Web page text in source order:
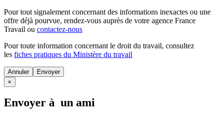
Pour tout signalement concernant des informations inexactes ou une
offre déjà pourvue, rendez-vous auprès de votre agence France
Travail ou contactez-nous
Pour toute information concernant le droit du travail, consultez
les fiches pratiques du Ministère du travail
Annuler
×
Envoyer à un ami